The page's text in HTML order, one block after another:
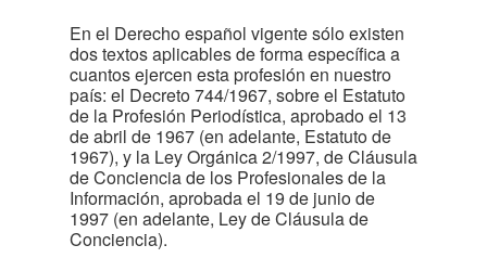
En el Derecho español vigente sólo existen
dos textos aplicables de forma específica a
cuantos ejercen esta profesión en nuestro
país: el Decreto 744/1967, sobre el Estatuto
de la Profesión Periodística, aprobado el 13
de abril de 1967 (en adelante, Estatuto de
1967), y la Ley Orgánica 2/1997, de Cláusula
de Conciencia de los Profesionales de la
Información, aprobada el 19 de junio de
1997 (en adelante, Ley de Cláusula de
Conciencia).